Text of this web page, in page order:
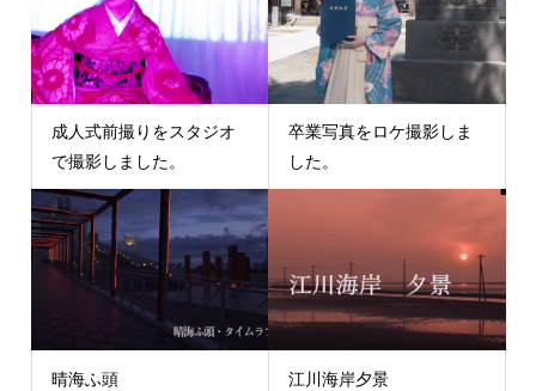
成人式前撮りをスタジオ
で撮影しました。
卒業写真をロケ撮影しま
した。
晴海ふ頭 江川海岸夕景